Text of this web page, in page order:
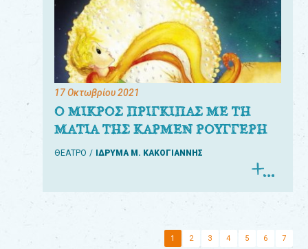
17 Οκτωβρίου 2021
Ο ΜΙΚΡΟΣ ΠΡΙΓΚΙΠΑΣ ΜΕ ΤΗ
ΜΑΤΙΑ ΤΗΣ ΚΑΡΜΕΝ ΡΟΥΓΓΕΡΗ
ΘΕΑΤΡΟ ΙΔΡΥΜΑ Μ. ΚΑΚΟΓΙΑΝΝΗΣ
1 2 3 4 5 6 7